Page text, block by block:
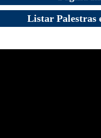
Listar Palestras